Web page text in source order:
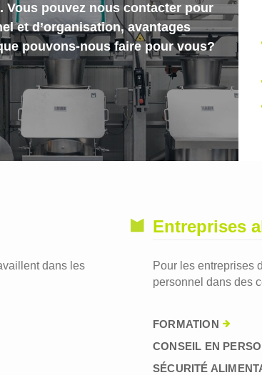
. Vous pouvez nous contacter pour
et d’organisation, avantages
pouvons-nous faire pour vous?
dans les
Entreprises
Pour les entreprises
personnel dans des
FORMATION
CONSEIL EN
SÉCURITÉ